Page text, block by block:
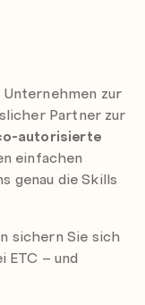
zur
Partner zur
autorisierte
einfachen
genau die Skills
sichern Sie sich
– und